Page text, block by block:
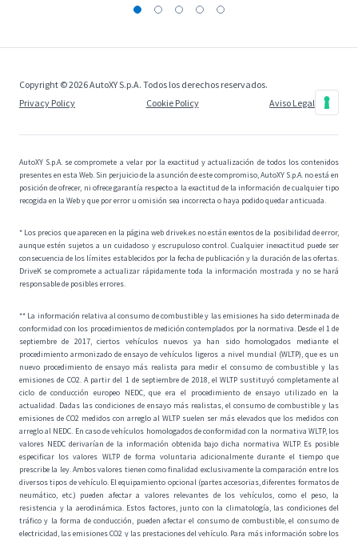
Copyright © 2026 AutoXY S.p.A. Todos los derechos reservados.
Privacy Policy
Cookie Policy Aviso Legal
AutoXY S.p.A. se compromete a velar por la exactitud y actualización de todos los contenidos
presentes en esta Web. Sin perjuicio de la asunción de este compromiso, AutoXY S.p.A. no está en
posición de ofrecer, ni ofrece garantía respecto a la exactitud de la información de cualquier tipo
recogida en la Web y que por error u omisión sea incorrecta o haya podido quedar anticuada.
* Los precios que aparecen en la página web drivek.es no están exentos de la posibilidad de error,
aunque estén sujetos a un cuidadoso y escrupuloso control. Cualquier inexactitud puede ser
consecuencia de los límites establecidos por la fecha de publicación y la duración de las ofertas.
DriveK se compromete a actualizar rápidamente toda la información mostrada y no se hará
responsable de posibles errores.
** La información relativa al consumo de combustible y las emisiones ha sido determinada de
conformidad con los procedimientos de medición contemplados por la normativa. Desde el 1 de
septiembre de 2017, ciertos vehículos nuevos ya han sido homologados mediante el
procedimiento armonizado de ensayo de vehículos ligeros a nivel mundial (WLTP), que es un
nuevo procedimiento de ensayo más realista para medir el consumo de combustible y las
emisiones de CO2. A partir del 1 de septiembre de 2018, el WLTP sustituyó completamente al
ciclo de conducción europeo NEDC, que era el procedimiento de ensayo utilizado en la
actualidad. Dadas las condiciones de ensayo más realistas, el consumo de combustible y las
emisiones de CO2 medidos con arreglo al WLTP suelen ser más elevados que los medidos con
arreglo al NEDC. En caso de vehículos homologados de conformidad con la normativa WLTP, los
valores NEDC derivarían de la información obtenida bajo dicha normativa WLTP. Es posible
especificar los valores WLTP de forma voluntaria adicionalmente durante el tiempo que
prescribe la ley. Ambos valores tienen como finalidad exclusivamente la comparación entre los
diversos tipos de vehículo. El equipamiento opcional (partes accesorias, diferentes formatos de
neumático, etc.) pueden afectar a valores relevantes de los vehículos, como el peso, la
resistencia y la aerodinámica. Estos factores, junto con la climatología, las condiciones del
tráfico y la forma de conducción, pueden afectar el consumo de combustible, el consumo de
electricidad, las emisiones CO2 y las prestaciones del vehículo. Para más información sobre los